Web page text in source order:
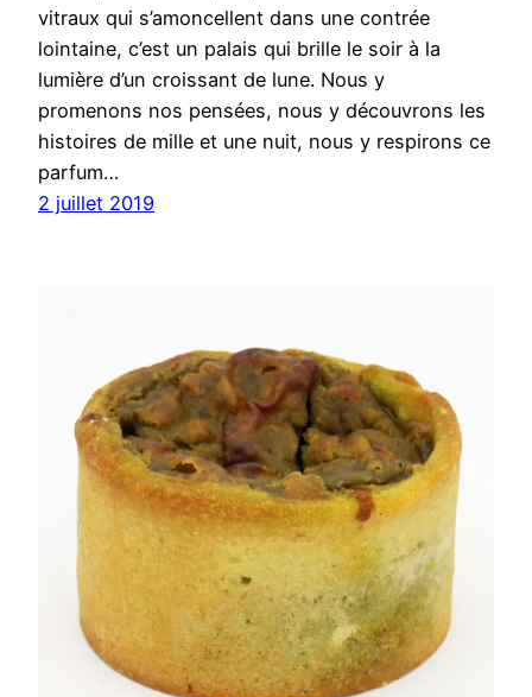
vitraux qui s’amoncellent dans une contrée
lointaine, c’est un palais qui brille le soir à la
lumière d’un croissant de lune. Nous y
promenons nos pensées, nous y découvrons les
histoires de mille et une nuit, nous y respirons ce
parfum…
2 juillet 2019